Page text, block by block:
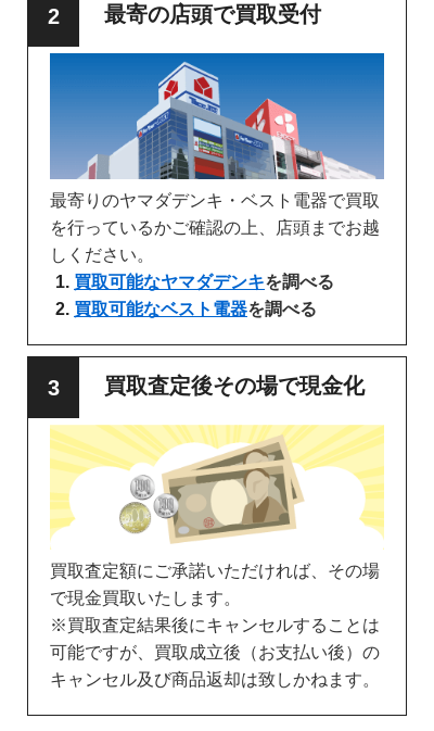
最寄の店頭で買取受付
最寄りのヤマダデンキ・ベスト電器で買取
を行っているかご確認の上、店頭までお越
しください。
買取可能なヤマダデンキを調べる
買取可能なベスト電器を調べる
買取査定後その場で現金化
買取査定額にご承諾いただければ、その場
で現金買取いたします。
※買取査定結果後にキャンセルすることは
可能ですが、買取成立後（お支払い後）の
キャンセル及び商品返却は致しかねます。